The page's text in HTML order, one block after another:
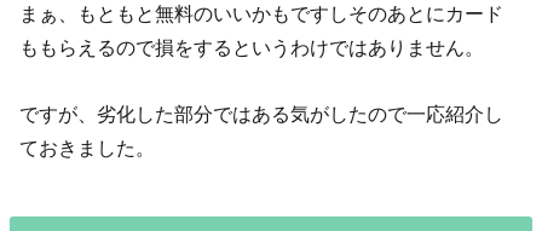
まぁ、もともと無料のいいかもですしそのあとにカード
ももらえるので損をするというわけではありません。
ですが、劣化した部分ではある気がしたので一応紹介し
ておきました。